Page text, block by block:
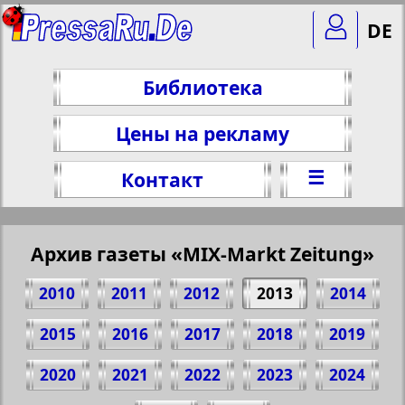
Библиотека
Цены на рекламу
Контакт
☰
DE
Архив газеты «MIX-Markt Zeitung»
2010 2011 2012 2013
2014
2015
2016 2017 2018
2019
2020
2021 2022 2023
2024
Поделитесь 1 стр. газеты "MIX-Markt